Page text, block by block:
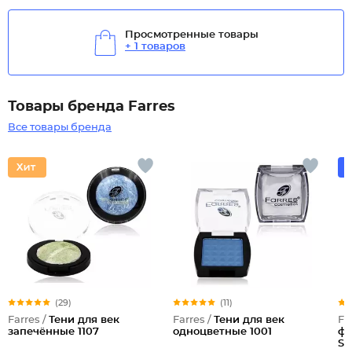
Просмотренные товары
+ 1 товаров
Товары бренда Farres
Все товары бренда
(29)
Farres /
Тени для век
запечённые 1107
(11)
Farres /
Тени для век
одноцветные 1001